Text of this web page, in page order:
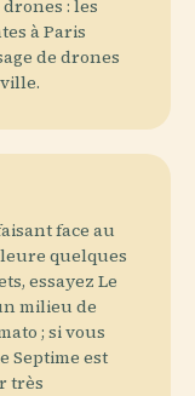
: les
à Paris
de drones
face au
quelques
essayez Le
milieu de
; si vous
Septime est
très